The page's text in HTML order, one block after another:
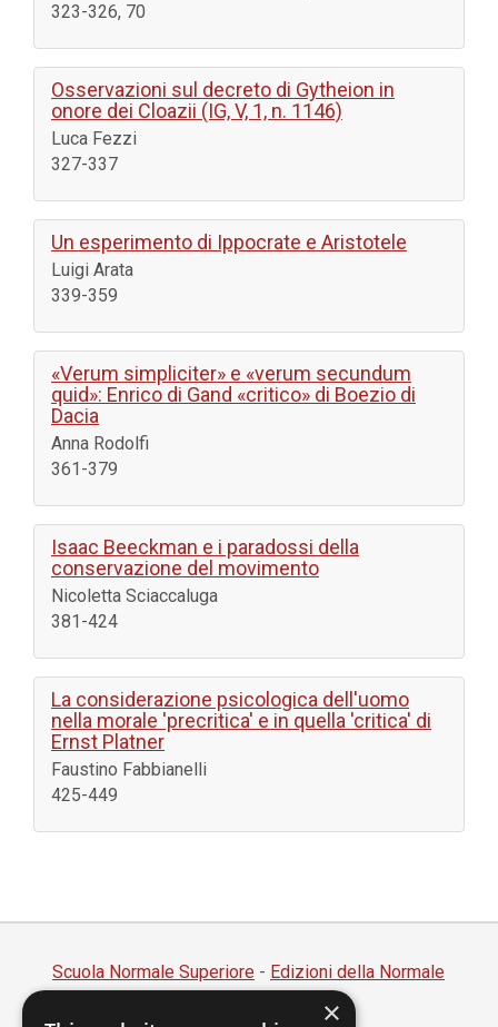
323-326, 70
Osservazioni sul decreto di Gytheion in
onore dei Cloazii (IG, V, 1, n. 1146)
Luca Fezzi
327-337
Un esperimento di Ippocrate e Aristotele
Luigi Arata
339-359
«Verum simpliciter» e «verum secundum
quid»: Enrico di Gand «critico» di Boezio di
Dacia
Anna Rodolfi
361-379
Isaac Beeckman e i paradossi della
conservazione del movimento
Nicoletta Sciaccaluga
381-424
La considerazione psicologica dell'uomo
nella morale 'precritica' e in quella 'critica' di
Ernst Platner
Faustino Fabbianelli
425-449
Scuola Normale Superiore - Edizioni della Normale
Piazza dei Cavalieri, 7 - 56126 Pisa×